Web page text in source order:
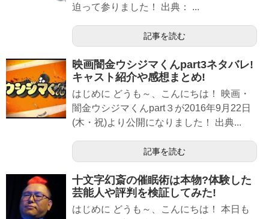
迫って参りました！ 出典： ...
記事を読む
映画闇金ウシジマくんpart3ネタバレ!
キャスト紹介や感想まとめ!
はじめに どうも～、こんにちは！ 映画・
闇金ウシジマくんpart３が2016年9月22日
(木・祝)より公開になりました！ 出典...
記事を読む
十文字幻斎の催眠術は本物?体験した
芸能人や評判を検証してみた!
はじめに どうも～、こんにちは！ 本日も